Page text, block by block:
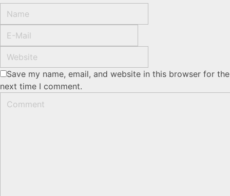
Save my name, email, and website in this browser for the
next time I comment.